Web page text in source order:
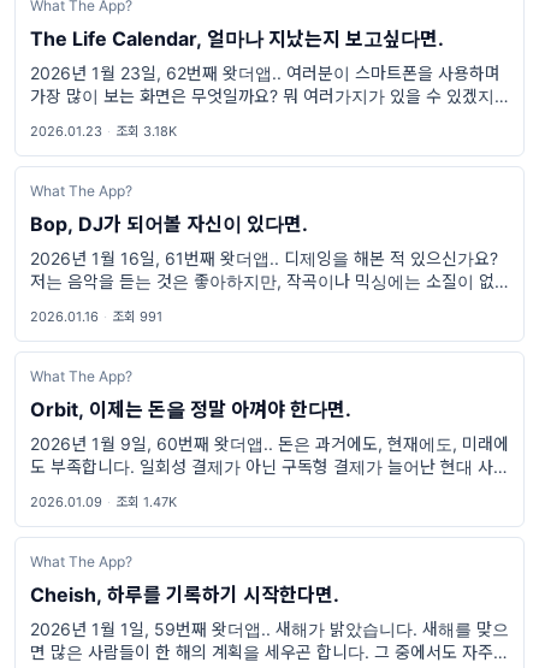
What The App?
The Life Calendar, 얼마나 지났는지 보고싶다면.
2026년 1월 23일, 62번째 왓더앱.. 여러분이 스마트폰을 사용하며
가장 많이 보는 화면은 무엇일까요? 뭐 여러가지가 있을 수 있겠지만,
는 시간도 시
2026.01.23 · 조회 3.18K
What The App?
Bop, DJ가 되어볼 자신이 있다면.
2026년 1월 16일, 61번째 왓더앱.. 디제잉을 해본 적 있으신가요?
저는 음악을 듣는 것은 좋아하지만, 작곡이나 믹싱에는 소질이 없어
만들고, 흐름을
2026.01.16 · 조회 991
What The App?
Orbit, 이제는 돈을 정말 아껴야 한다면.
2026년 1월 9일, 60번째 왓더앱.. 돈은 과거에도, 현재에도, 미래에
도 부족합니다. 일회성 결제가 아닌 구독형 결제가 늘어난 현대 사회
간다는 것이
2026.01.09 · 조회 1.47K
What The App?
Cheish, 하루를 기록하기 시작한다면.
2026년 1월 1일, 59번째 왓더앱.. 새해가 밝았습니다. 새해를 맞으
면 많은 사람들이 한 해의 계획을 세우곤 합니다. 그 중에서도 자주